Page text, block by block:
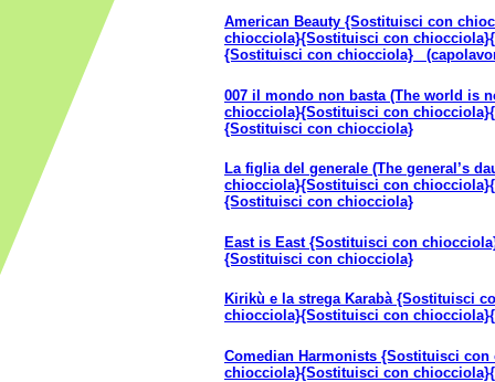
American Beauty {Sostituisci con
chiocciola}{Sostituisci con
{Sostituisci con chiocciola}
007 il mondo non basta (The world is
chiocciola}{Sostituisci con
{Sostituisci con chiocciola}
La figlia del generale (The general’s
chiocciola}{Sostituisci con
{Sostituisci con chiocciola}
East is East {Sostituisci con
{Sostituisci con chiocciola}
Kirikù e la strega Karabà {Sostituisci
chiocciola}{Sostituisci con
Comedian Harmonists {Sostituisci
chiocciola}{Sostituisci con